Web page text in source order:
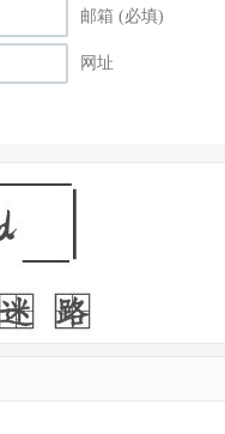
邮箱 (必填)
网址